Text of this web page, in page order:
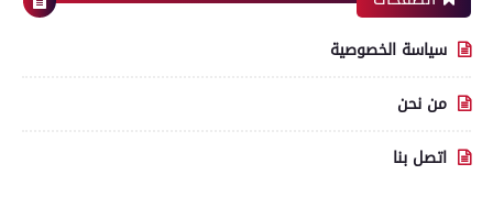
سياسة الخصوصية
من نحن
اتصل بنا